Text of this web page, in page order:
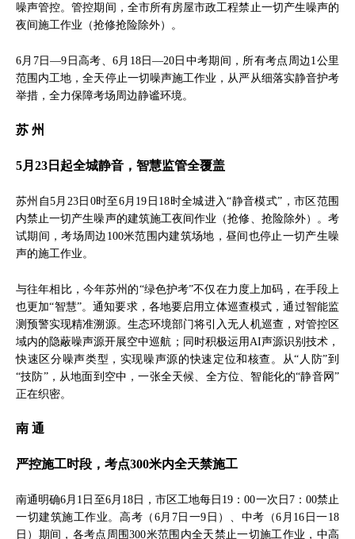
噪声管控。管控期间，全市所有房屋市政工程禁止一切产生噪声的
夜间施工作业（抢修抢险除外）。
6月7日—9日高考、6月18日—20日中考期间，所有考点周边1公里
范围内工地，全天停止一切噪声施工作业，从严从细落实静音护考
举措，全力保障考场周边静谧环境。
苏 州
5月23日起全城静音，智慧监管全覆盖
苏州自5月23日0时至6月19日18时全城进入“静音模式”，市区范围
内禁止一切产生噪声的建筑施工夜间作业（抢修、抢险除外）。考
试期间，考场周边100米范围内建筑场地，昼间也停止一切产生噪
声的施工作业。
与往年相比，今年苏州的“绿色护考”不仅在力度上加码，在手段上
也更加“智慧”。通知要求，各地要启用立体巡查模式，通过智能监
测预警实现精准溯源。生态环境部门将引入无人机巡查，对管控区
域内的隐蔽噪声源开展空中巡航；同时积极运用AI声源识别技术，
快速区分噪声类型，实现噪声源的快速定位和核查。从“人防”到
“技防”，从地面到空中，一张全天候、全方位、智能化的“静音网”
正在织密。
南 通
严控施工时段，考点300米内全天禁施工
南通明确6月1日至6月18日，市区工地每日19：00一次日7：00禁止
一切建筑施工作业。高考（6月7日一9日）、中考（6月16日一18
日）期间，各考点周围300米范围内全天禁止一切施工作业，中高